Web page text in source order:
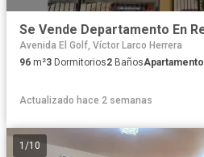
Avenida El Golf, Víctor Larco Herrera
96 m²3 Dormitorios2 BañosApartamento
Actualizado hace 2 semanas
1 /10